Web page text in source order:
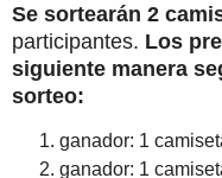
Se sortearán 2
participantes. Los
siguiente manera
sorteo:
ganador: 1
ganador: 1